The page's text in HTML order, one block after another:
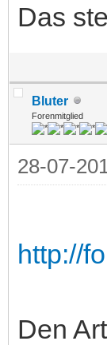
Das
Bluter
Forenmitglied
28-07-
http://
Den